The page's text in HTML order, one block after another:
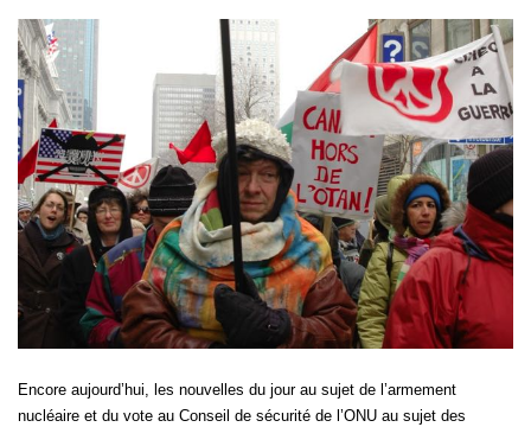
Encore aujourd’hui, les nouvelles du jour au sujet de l’armement
nucléaire et du vote au Conseil de sécurité de l’ONU au sujet des